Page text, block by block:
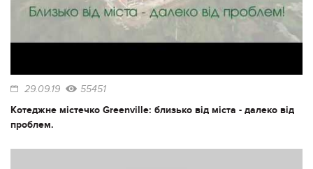
29.09.19 55451
Котеджне містечко Greenville: близько від міста - далеко від
проблем.